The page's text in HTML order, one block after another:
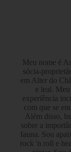
Meu nome é
sócia-
em Alter do
e leal.
experiência
com que se
Além disso,
sobre a
fauna. Sou
rock 'n roll e